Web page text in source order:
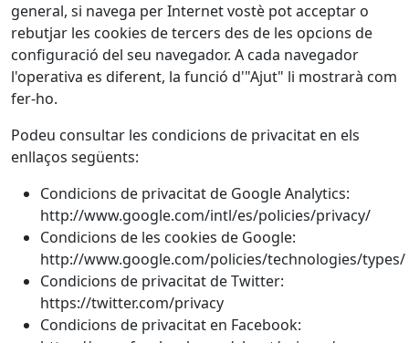
general, si navega per Internet vostè pot acceptar o
rebutjar les cookies de tercers des de les opcions de
configuració del seu navegador. A cada navegador
l'operativa es diferent, la funció d'"Ajut" li mostrarà com
fer-ho.
Podeu consultar les condicions de privacitat en els
enllaços següents:
Condicions de privacitat de Google Analytics:
http://www.google.com/intl/es/policies/privacy/
Condicions de les cookies de Google:
http://www.google.com/policies/technologies/types/
Condicions de privacitat de Twitter:
https://twitter.com/privacy
Condicions de privacitat en Facebook: